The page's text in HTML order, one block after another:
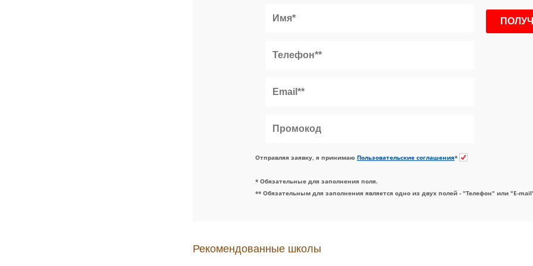
Отправляя заявку, я принимаю Пользовательские соглашения*
* Обязательные для заполнения поля.
** Обязательным для заполнения является одно из двух полей - "Телефон" или "E-
Рекомендованные школы